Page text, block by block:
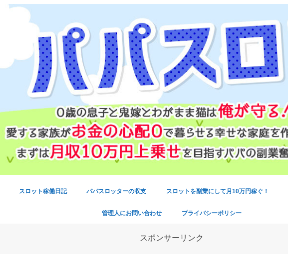
スロット稼働日記 パパスロッターの収支 スロットを副業にして月10万円稼ぐ！
管理人にお問い合わせ プライバシーポリシー
スポンサーリンク